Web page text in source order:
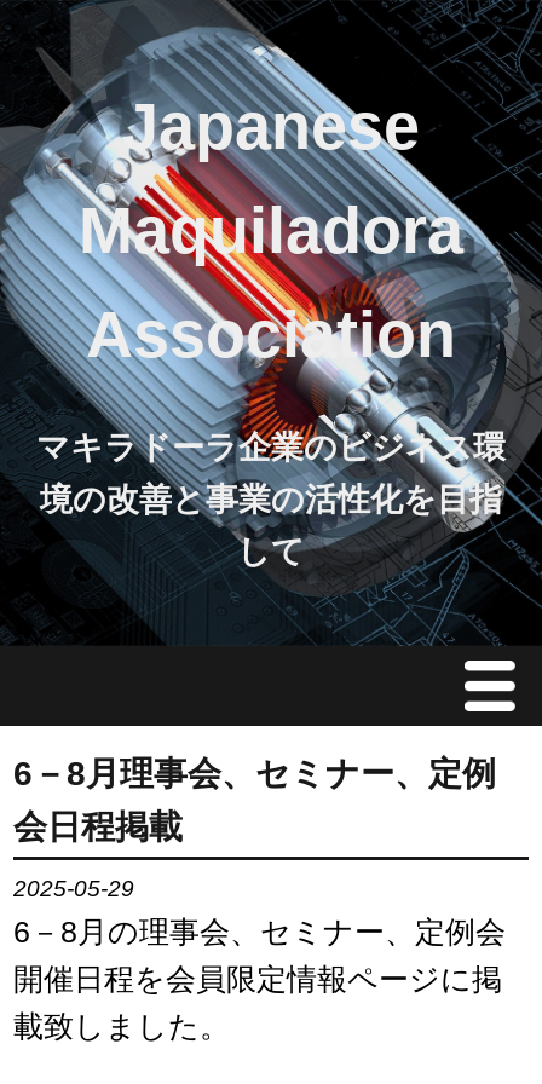
Japanese
Maquiladora
Association
マキラドーラ企業のビジネス環
境の改善と事業の活性化を目指
して
Menu
JMAについて
会員情報
イベント案内
ご入会案内
会員限定情報
6－8月理事会、セミナー、定例
会日程掲載
2025-05-29
6－8月の理事会、セミナー、定例会
開催日程を会員限定情報ページに掲
載致しました。